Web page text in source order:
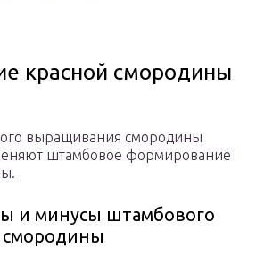
красной смородины
выращивания смородины
штамбовое формирование
и минусы штамбового